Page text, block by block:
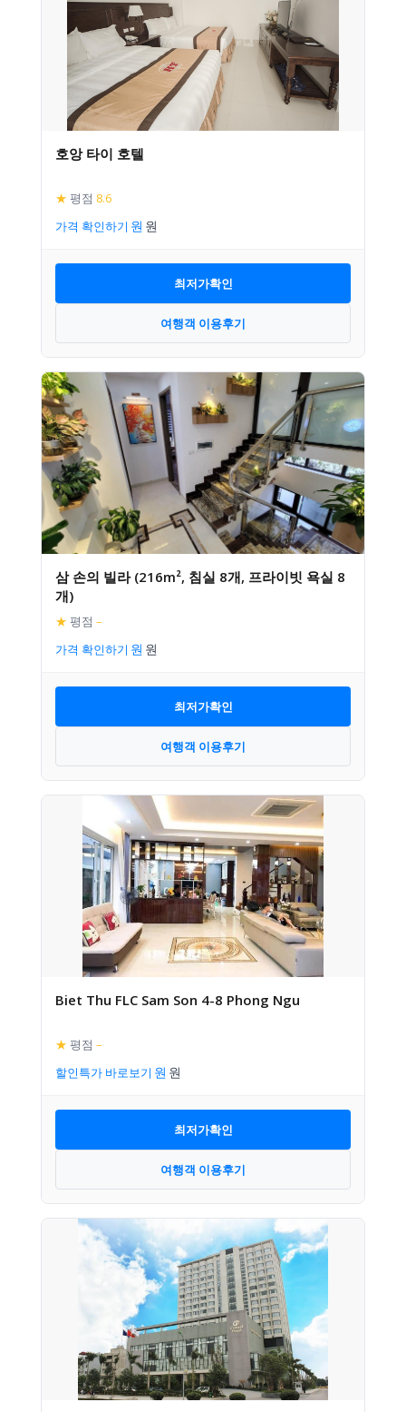
호앙 타이 호텔
★ 평점 8.6
가격 확인하기
최저가확인
여행객 이용후기
삼 손의 빌라 (216m², 침실 8개, 프라이빗 욕실 8
개)
★ 평점 –
가격 확인하기
최저가확인
여행객 이용후기
Biet Thu FLC Sam Son 4-8 Phong Ngu
★ 평점 –
할인특가 바로보기
최저가확인
여행객 이용후기